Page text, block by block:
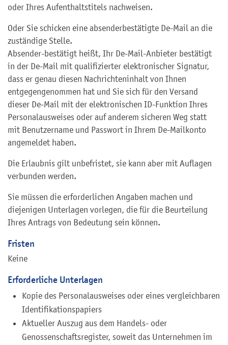
oder Ihres Aufenthaltstitels nachweisen.
Oder Sie schicken eine absenderbestätigte De-Mail an die
zuständige Stelle.
Absender-bestätigt heißt, Ihr De-Mail-Anbieter bestätigt
in der De-Mail mit qualifizierter elektronischer Signatur,
dass er genau diesen Nachrichteninhalt von Ihnen
entgegengenommen hat und Sie sich für den Versand
dieser De-Mail mit der elektronischen ID-Funktion Ihres
Personalausweises oder auf anderem sicheren Weg statt
mit Benutzername und Passwort in Ihrem De-Mailkonto
angemeldet haben.
Die Erlaubnis gilt unbefristet, sie kann aber mit Auflagen
verbunden werden.
Sie müssen die erforderlichen Angaben machen und
diejenigen Unterlagen vorlegen, die für die Beurteilung
Ihres Antrags von Bedeutung sein können.
Fristen
Keine
Erforderliche Unterlagen
Kopie des Personalausweises oder eines vergleichbaren
Identifikationspapiers
Aktueller Auszug aus dem Handels- oder
Genossenschaftsregister, soweit das Unternehmen im